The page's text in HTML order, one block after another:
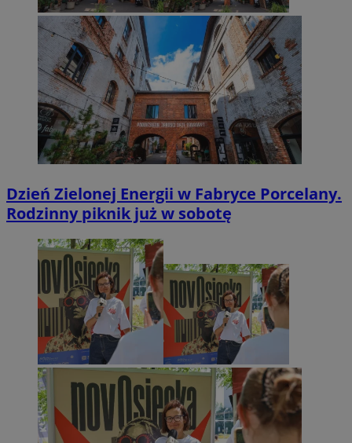
Dzień Zielonej Energii w Fabryce Porcelany.
Rodzinny piknik już w sobotę